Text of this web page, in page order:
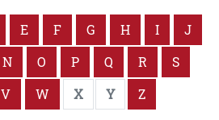
E F G H I
J
N O P Q R
S
V W X Y Z